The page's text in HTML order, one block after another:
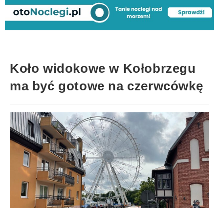
Koło widokowe w Kołobrzegu
ma być gotowe na czerwcówkę